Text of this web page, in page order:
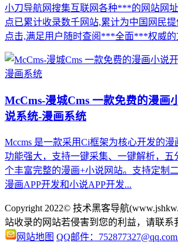
小刀导航网搜集互联网各种***的网站网
点已累计收录数千网站,累计为中国网民
点击,满足用户随时查阅***全面***权威的
McCms-漫城Cms 一款免费的漫画
说系统-漫画系统
Mccms 是一款采用Ci框架为核心开发的漫
功能强大，支持一键采集、一键解析，五
个丰富完整的漫画+小说网站。支持定制
漫画APP开发和小说APP开发...
Copyright 2022© 技术黑客导航
站收录的网站若侵害到您的利益，请联系
网站地图 QQ邮件：